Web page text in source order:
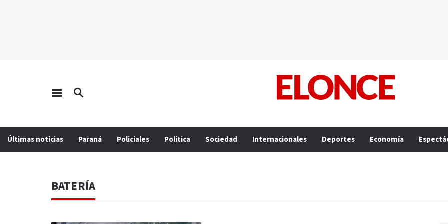
Últimas noticias Paraná Policiales Política Sociedad Internacionales Deportes Economía
BATERÍA